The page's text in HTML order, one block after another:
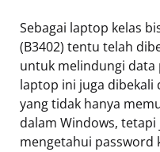
Sebagai laptop kelas
(B3402) tentu telah
untuk melindungi data
laptop ini juga dibekali
yang tidak hanya
dalam Windows,
mengetahui password